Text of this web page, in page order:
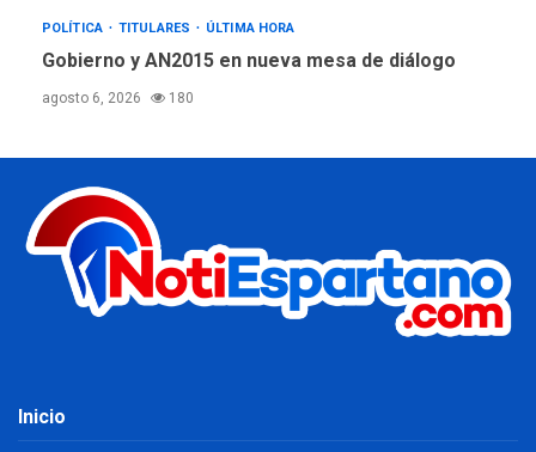
POLÍTICA TITULARES ÚLTIMA HORA
Gobierno y AN2015 en nueva mesa de diálogo
agosto 6, 2026 180
Inicio